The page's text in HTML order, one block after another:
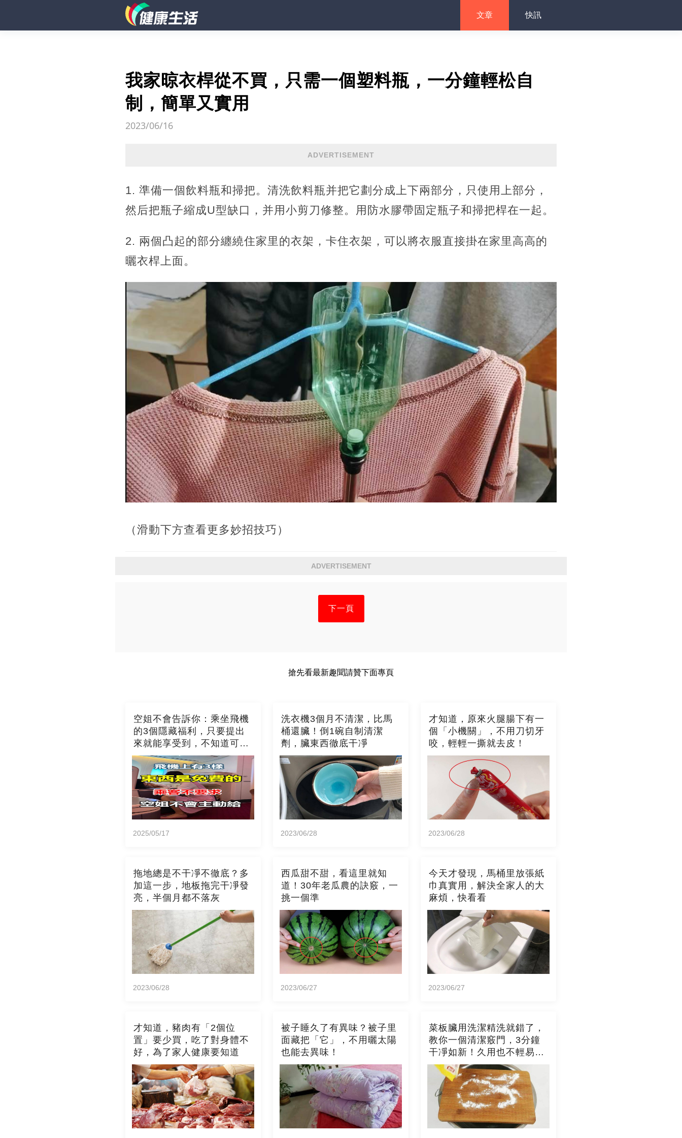
文章 快訊
我家晾衣桿從不買，只需一個塑料瓶，一分鐘輕松自
制，簡單又實用
2023/06/16
ADVERTISEMENT
1. 準備一個飲料瓶和掃把。清洗飲料瓶并把它劃分成上下兩部分，只使用上部分，
然后把瓶子縮成U型缺口，并用小剪刀修整。用防水膠帶固定瓶子和掃把桿在一起。
2. 兩個凸起的部分纏繞住家里的衣架，卡住衣架，可以將衣服直接掛在家里高高的
曬衣桿上面。
（滑動下方查看更多妙招技巧）
ADVERTISEMENT
下一頁
搶先看最新趣聞請贊下面專頁
空姐不會告訴你：乘坐飛機
的3個隱藏福利，只要提出
來就能享受到，不知道可就
吃虧了
2025/05/17
洗衣機3個月不清潔，比馬
桶還臟！倒1碗自制清潔
劑，臟東西徹底干凈
2023/06/28
才知道，原來火腿腸下有一
個「小機關」，不用刀切牙
咬，輕輕一撕就去皮！
2023/06/28
拖地總是不干凈不徹底？多
加這一步，地板拖完干凈發
亮，半個月都不落灰
2023/06/28
西瓜甜不甜，看這里就知
道！30年老瓜農的訣竅，一
挑一個準
2023/06/27
今天才發現，馬桶里放張紙
巾真實用，解決全家人的大
麻煩，快看看
2023/06/27
才知道，豬肉有「2個位
置」要少買，吃了對身體不
好，為了家人健康要知道
被子睡久了有異味？被子里
面藏把「它」，不用曬太陽
也能去異味！
菜板臟用洗潔精洗就錯了，
教你一個清潔竅門，3分鐘
干凈如新！久用也不輕易發
霉